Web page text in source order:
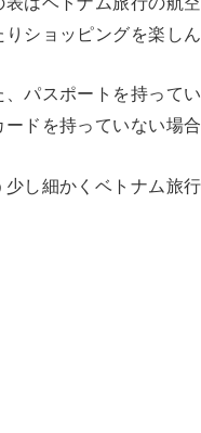
りショッピングを楽し
、パスポートを持って
ードを持っていない場
少し細かくベトナム旅